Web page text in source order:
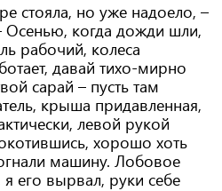
стояла, но уже надоело, –
Осенью, когда дожди шли,
рабочий, колеса
давай тихо-мирно
сарай – пусть там
крыша придавленная,
левой рукой
хорошо хоть
машину. Лобовое
его вырвал, руки себе